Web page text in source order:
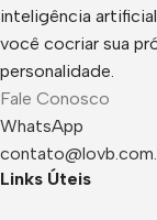
inteligência
você cocriar sua
personalidade.
Fale Conosco
WhatsApp
Links Úteis